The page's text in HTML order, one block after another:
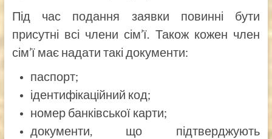
Під час подання заявки повинні бути
присутні всі члени сім’ї. Також кожен член
сім’ї має надати такі документи:
паспорт;
ідентифікаційний код;
номер банківської карти;
документи, що підтверджують